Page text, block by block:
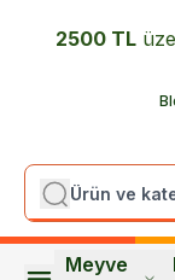
2500 TL
Meyve